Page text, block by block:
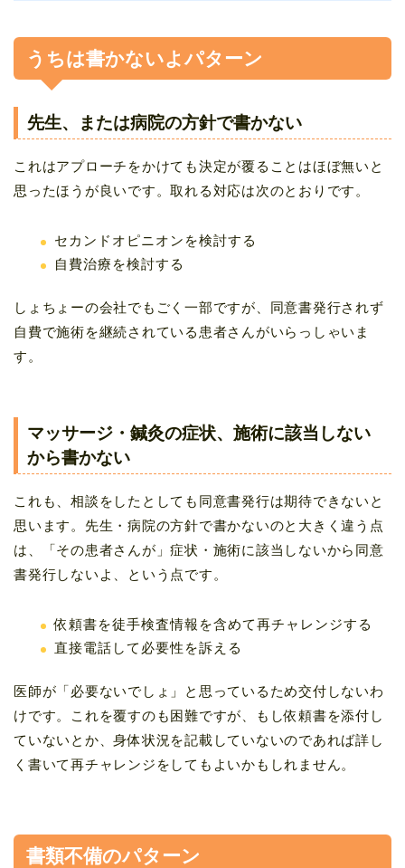
うちは書かないよパターン
先生、または病院の方針で書かない
これはアプローチをかけても決定が覆ることはほぼ無いと
思ったほうが良いです。取れる対応は次のとおりです。
セカンドオピニオンを検討する
自費治療を検討する
しょちょーの会社でもごく一部ですが、同意書発行されず
自費で施術を継続されている患者さんがいらっしゃいま
す。
マッサージ・鍼灸の症状、施術に該当しない
から書かない
これも、相談をしたとしても同意書発行は期待できないと
思います。先生・病院の方針で書かないのと大きく違う点
は、「その患者さんが」症状・施術に該当しないから同意
書発行しないよ、という点です。
依頼書を徒手検査情報を含めて再チャレンジする
直接電話して必要性を訴える
医師が「必要ないでしょ」と思っているため交付しないわ
けです。これを覆すのも困難ですが、もし依頼書を添付し
ていないとか、身体状況を記載していないのであれば詳し
く書いて再チャレンジをしてもよいかもしれません。
書類不備のパターン